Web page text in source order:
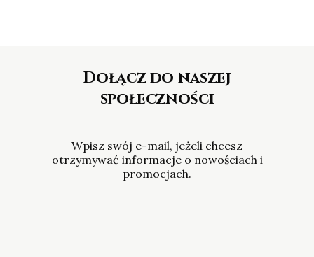
Dołącz do naszej
społeczności
Wpisz swój e-mail, jeżeli chcesz
otrzymywać informacje o nowościach i
promocjach.